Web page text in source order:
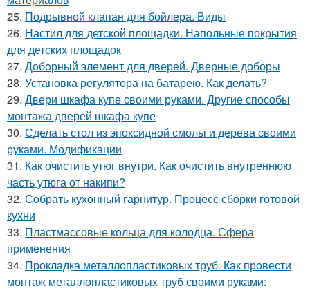
25. Подрывной клапан для бойлера. Виды
26. Настил для детской площадки. Напольные покрытия
для детских площадок
27. Доборный элемент для дверей. Дверные доборы
28. Установка регулятора на батарею. Как делать?
29. Двери шкафа купе своими руками. Другие способы
монтажа дверей шкафа купе
30. Сделать стол из эпоксидной смолы и дерева своими
руками. Модификации
31. Как очистить утюг внутри. Как очистить внутреннюю
часть утюга от накипи?
32. Собрать кухонный гарнитур. Процесс сборки готовой
кухни
33. Пластмассовые кольца для колодца. Сфера
применения
34. Прокладка металлопластиковых труб. Как провести
монтаж металлопластиковых труб своими руками: